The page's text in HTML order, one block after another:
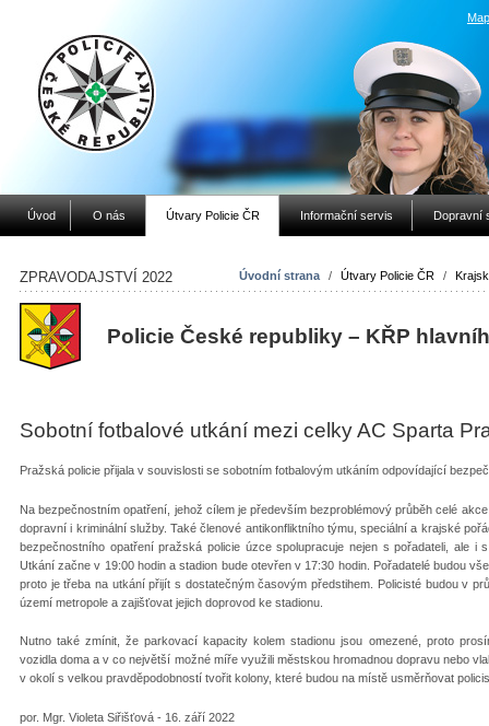
Úvod O nás Útvary Policie ČR Informační servis Dopravní
Úvodní strana / Útvary Policie ČR /
ZPRAVODAJSTVÍ 2022
Policie České republiky – KŘP
Sobotní fotbalové utkání mezi celky AC Sparta
Pražská policie přijala v souvislosti se sobotním fotbalovým utkáním odpovídající
Na bezpečnostním opatření, jehož cílem je především bezproblémový průběh celé
dopravní i kriminální služby. Také členové antikonfliktního týmu, speciální a krajské
bezpečnostního opatření pražská policie úzce spolupracuje nejen s pořadateli, ale i
Utkání začne v 19:00 hodin a stadion bude otevřen v 17:30 hodin. Pořadatelé budou
proto je třeba na utkání přijít s dostatečným časovým předstihem. Policisté budou v
území metropole a zajišťovat jejich doprovod ke stadionu.
Nutno také zmínit, že parkovací kapacity kolem stadionu jsou omezené, proto
vozidla doma a v co největší možné míře využili městskou hromadnou dopravu nebo
v okolí s velkou pravděpodobností tvořit kolony, které budou na místě usměrňovat
por. Mgr. Violeta Siřišťová - 16. září 2022